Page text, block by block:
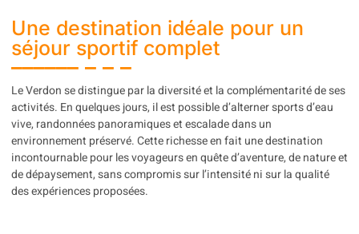
Une destination idéale pour un
séjour sportif complet
Le Verdon se distingue par la diversité et la complémentarité de ses
activités. En quelques jours, il est possible d’alterner sports d’eau
vive, randonnées panoramiques et escalade dans un
environnement préservé. Cette richesse en fait une destination
incontournable pour les voyageurs en quête d’aventure, de nature et
de dépaysement, sans compromis sur l’intensité ni sur la qualité
des expériences proposées.